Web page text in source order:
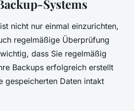
Systems
nicht nur einmal einzurichten,
regelmäßige Überprüfung
dass Sie regelmäßig
Backups erfolgreich erstellt
gespeicherten Daten intakt